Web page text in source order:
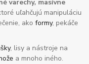
varechy, masívne
uľahčujú manipuláciu
akoformy, pekáče
, lisy a nástroje na
a mnoho iného.